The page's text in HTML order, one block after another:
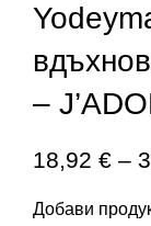
–
18,92 € –
Добави